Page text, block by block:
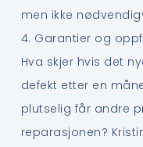
men ikke
4. Garantier og
Hva skjer hvis det
defekt etter en
plutselig får andre
reparasjonen?